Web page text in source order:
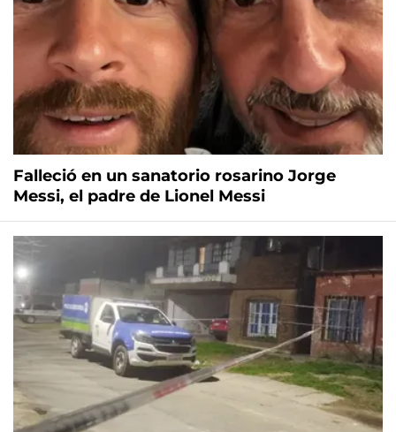
Falleció en un sanatorio rosarino Jorge
Messi, el padre de Lionel Messi